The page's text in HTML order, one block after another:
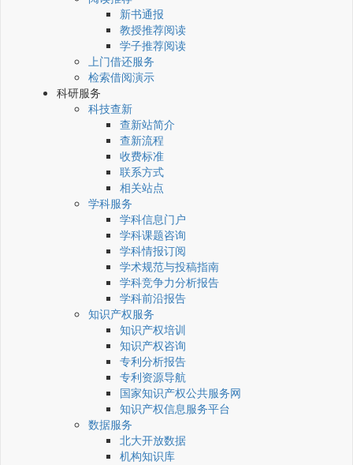
新书通报
教授推荐阅读
学子推荐阅读
上门借还服务
检索借阅演示
科研服务
科技查新
查新站简介
查新流程
收费标准
联系方式
相关站点
学科服务
学科信息门户
学科课题咨询
学科情报订阅
学术规范与投稿指南
学科竞争力分析报告
学科前沿报告
知识产权服务
知识产权培训
知识产权咨询
专利分析报告
专利资源导航
国家知识产权公共服务网
知识产权信息服务平台
数据服务
北大开放数据
机构知识库